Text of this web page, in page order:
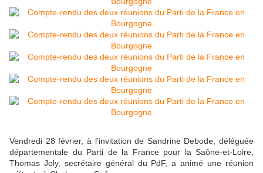
Vendredi 28 février, à l'invitation de Sandrine Debode, déléguée
départementale du Parti de la France pour la Saône-et-Loire,
Thomas Joly, secrétaire général du PdF, a animé une réunion